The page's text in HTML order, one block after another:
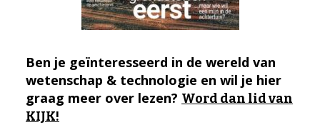
Ben je geïnteresseerd in de wereld van
wetenschap & technologie en wil je hier
graag meer over lezen? Word dan lid van
KIJK!